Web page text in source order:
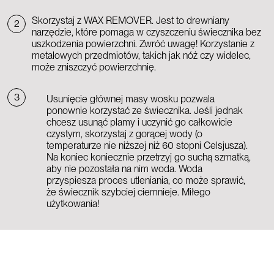
2
Skorzystaj z WAX REMOVER. Jest to drewniany
narzędzie, które pomaga w czyszczeniu świecznika bez
uszkodzenia powierzchni. Zwróć uwagę! Korzystanie z
metalowych przedmiotów, takich jak nóż czy widelec,
może zniszczyć powierzchnię.
3
Usunięcie głównej masy wosku pozwala
ponownie korzystać ze świecznika. Jeśli jednak
chcesz usunąć plamy i uczynić go całkowicie
czystym, skorzystaj z gorącej wody (o
temperaturze nie niższej niż 60 stopni Celsjusza).
Na koniec koniecznie przetrzyj go suchą szmatką,
aby nie pozostała na nim woda. Woda
przyspiesza proces utleniania, co może sprawić,
że świecznik szybciej ciemnieje. Miłego
użytkowania!